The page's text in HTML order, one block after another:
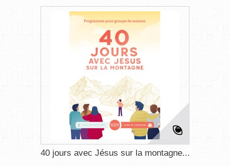
40 jours avec Jésus sur la montagne...